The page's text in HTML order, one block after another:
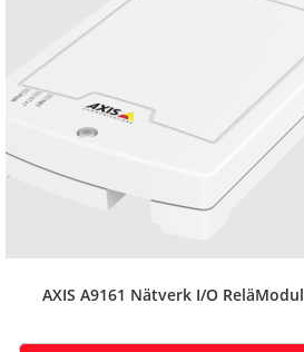
AXIS A9161 Nätverk I/O ReläModul